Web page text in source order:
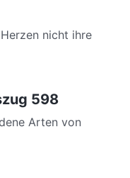
nicht ihre
598
Arten von